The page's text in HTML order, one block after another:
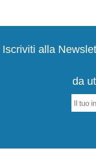
Iscriviti alla
da